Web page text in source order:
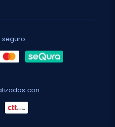
con: